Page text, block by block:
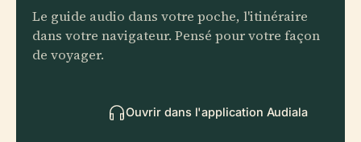
Le guide audio dans votre poche, l'itinéraire
dans votre navigateur. Pensé pour votre façon
de voyager.
Ouvrir dans l'application Audiala